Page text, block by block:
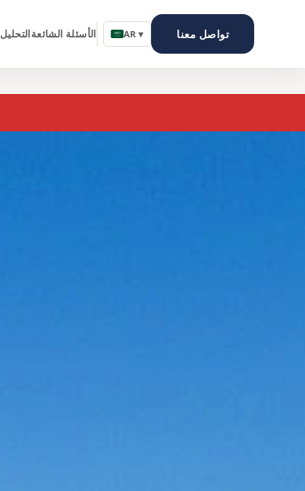
التحليلالأسئلة الشائعة AR ▾ تواصل معنا